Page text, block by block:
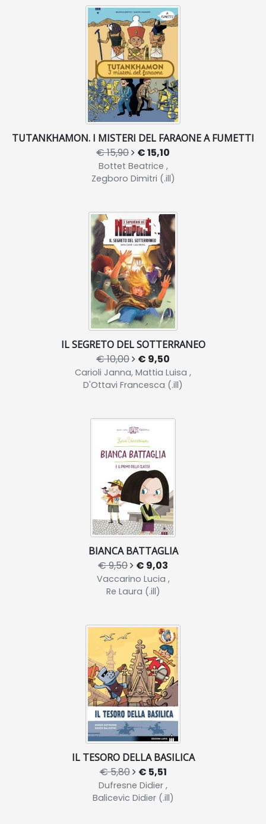
TUTANKHAMON. I MISTERI DEL FARAONE A FUMETTI
€ 15,90 € 15,10
Bottet Beatrice ,
Zegboro Dimitri (.ill)
IL SEGRETO DEL SOTTERRANEO
€ 10,00 € 9,50
Carioli Janna, Mattia Luisa ,
D'Ottavi Francesca (.ill)
BIANCA BATTAGLIA
€ 9,50 € 9,03
Vaccarino Lucia ,
Re Laura (.ill)
IL TESORO DELLA BASILICA
€ 5,80 € 5,51
Dufresne Didier ,
Balicevic Didier (.ill)